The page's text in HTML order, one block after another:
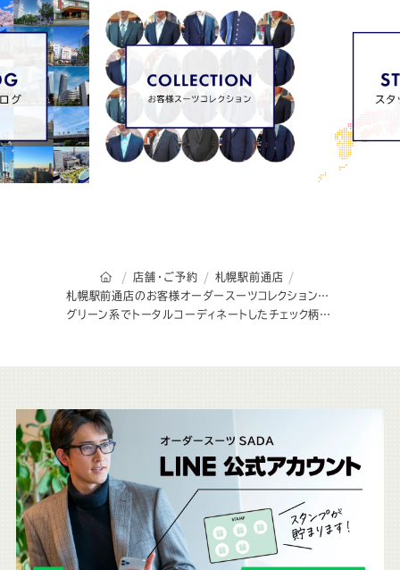
オーダースーツSADAのトップページ
店舗・ご予約
札幌駅前通店
札幌駅前通店のお客様オーダースーツコレクション
グリーン系でトータルコーディネートしたチェック柄スリーピーススーツ
こ
ち
ら
も